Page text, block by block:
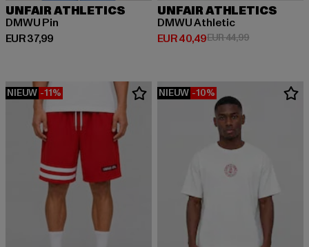
UNFAIR ATHLETICS
DMWU Pin
EUR 37,99
Huidige prijs: EUR 37,99
UNFAIR ATHLETICS
DMWU Athletic
EUR 40,49
Huidige prijs: EUR 40,49
EUR 44,99Actieprijs:
NIEUW -11% NIEUW -10%